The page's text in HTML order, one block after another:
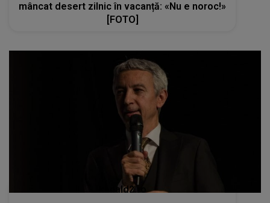
mâncat desert zilnic în vacanță: «Nu e noroc!»
[FOTO]
kanald2.ro